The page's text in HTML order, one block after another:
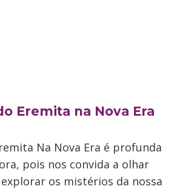
Eremita na Nova Era
Na Nova Era é profunda
pois nos convida a olhar
os mistérios da nossa